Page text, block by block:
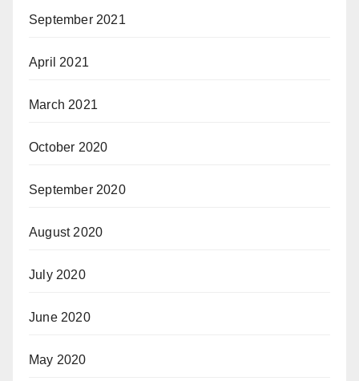
September 2021
April 2021
March 2021
October 2020
September 2020
August 2020
July 2020
June 2020
May 2020